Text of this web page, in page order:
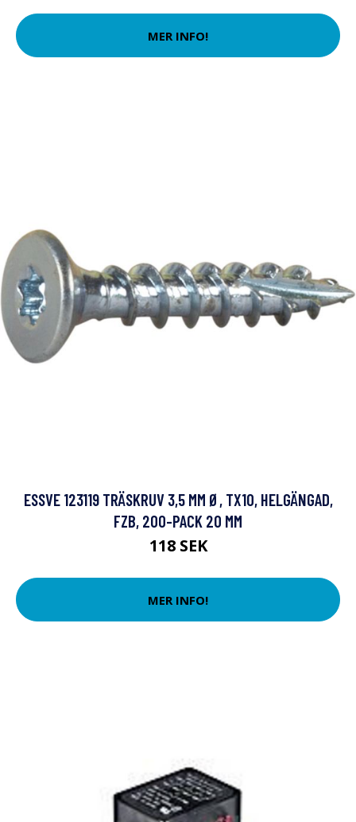
MER INFO!
ESSVE 123119 TRÄSKRUV 3,5 MM Ø, TX10, HELGÄNGAD,
FZB, 200-PACK 20 MM
118 SEK
MER INFO!